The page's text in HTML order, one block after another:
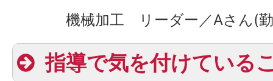
若い社員も活躍する場が増え
決算
機械加工 リーダー／Aさん(
指導で気を付けている